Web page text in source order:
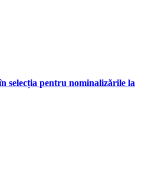
selecția pentru nominalizările la